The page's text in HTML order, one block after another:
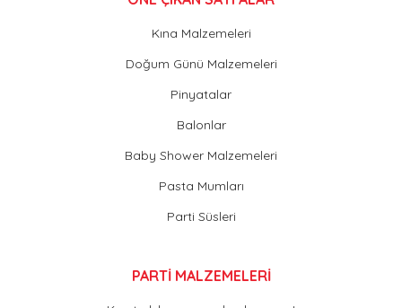
Kına Malzemeleri
Doğum Günü Malzemeleri
Pinyatalar
Balonlar
Baby Shower Malzemeleri
Pasta Mumları
Parti Süsleri
PARTİ MALZEMELERİ